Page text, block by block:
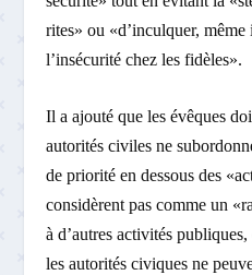
rites» ou «d’inculquer,
l’insécurité chez les fidèles».
Il a ajouté que les évêques
autorités civiles ne
de priorité en dessous des
considèrent pas comme un
à d’autres activités
les autorités civiques ne